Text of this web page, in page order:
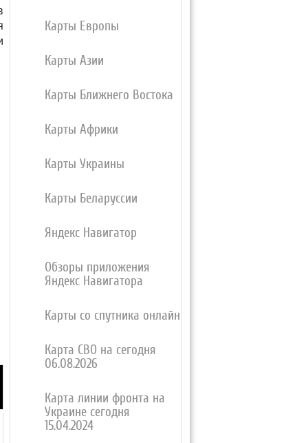
Карты Европы
Карты Азии
Карты Ближнего Востока
Карты Африки
Карты Украины
Карты Беларуссии
Яндекс Навигатор
Обзоры приложения
Яндекс Навигатора
Карты со спутника онлайн
Карта СВО на сегодня
06.08.2026
Карта линии фронта на
Украине сегодня
15.04.2024